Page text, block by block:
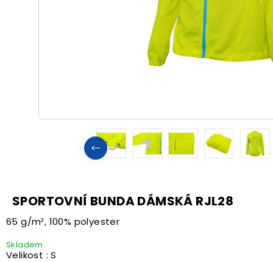
SPORTOVNÍ BUNDA DÁMSKÁ RJL28
65 g/m², 100% polyester
Skladem
Velikost : S